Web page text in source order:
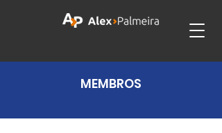
MEMBROS